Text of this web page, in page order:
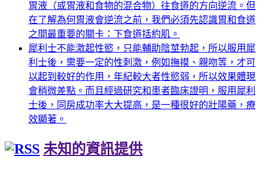
胃液（或胃液和食物的混合物）往食道的方向逆流。但
在了解為何胃液會逆流之前，我們必須先認識胃和食道
之間最重要的關卡：下食道括約肌。
犀利士不能激起性慾，只能輔助陰莖勃起，所以服用犀
利士後，需要一定的性刺激，例如撫摸、親吻等，才可
以起到較好的作用，年紀較大者性慾弱，所以效果體現
會稍微差點。而且經過研究和患者臨床證明，服用犀利
士後，同房成功率大大提高，是一種很好的壯陽藥，療
效顯著。
未知的資訊提供